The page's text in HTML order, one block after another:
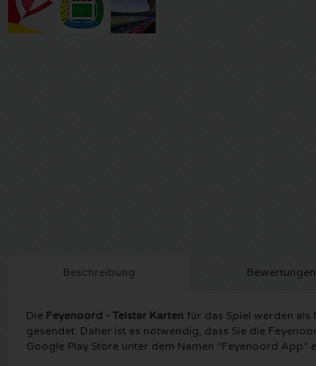
Beschreibung
Die Feyenoord - TelstarKarten für das Spiel werden
gesendet. Daher ist es notwendig, dass Sie die
Google Play Store unter dem Namen “Feyenoord App“